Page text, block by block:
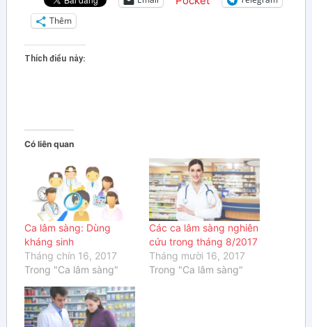
Thêm
Thích điều này:
Có liên quan
Ca lâm sàng: Dùng
kháng sinh
Tháng chín 16, 2017
Trong "Ca lâm sàng"
Các ca lâm sàng nghiên
cứu trong tháng 8/2017
Tháng mười 16, 2017
Trong "Ca lâm sàng"